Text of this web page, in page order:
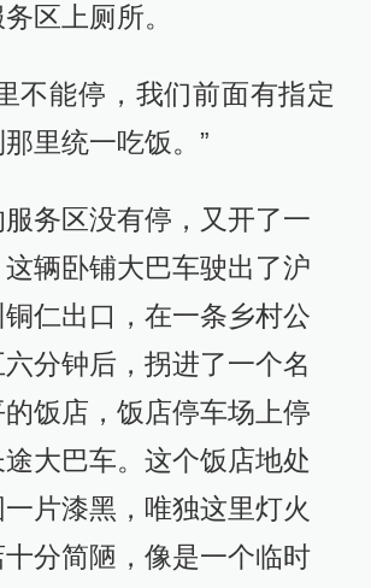
区上厕所。
不能停，我们前面有指定
里统一吃饭。”
务区没有停，又开了一
辆卧铺大巴车驶出了沪
仁出口，在一条乡村公
分钟后，拐进了一个名
饭店，饭店停车场上停
大巴车。这个饭店地处
片漆黑，唯独这里灯火
分简陋，像是一个临时